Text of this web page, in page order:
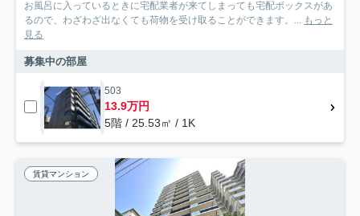
お風呂に入っているときに宅配業者が来てしまっても宅配ボックスがあ
るので、わざわざ出なくても荷物を受け取ることができます。... もっと
見る
募集中の部屋
503
13.9万円
5階 / 25.53㎡ / 1K
賃貸マンション